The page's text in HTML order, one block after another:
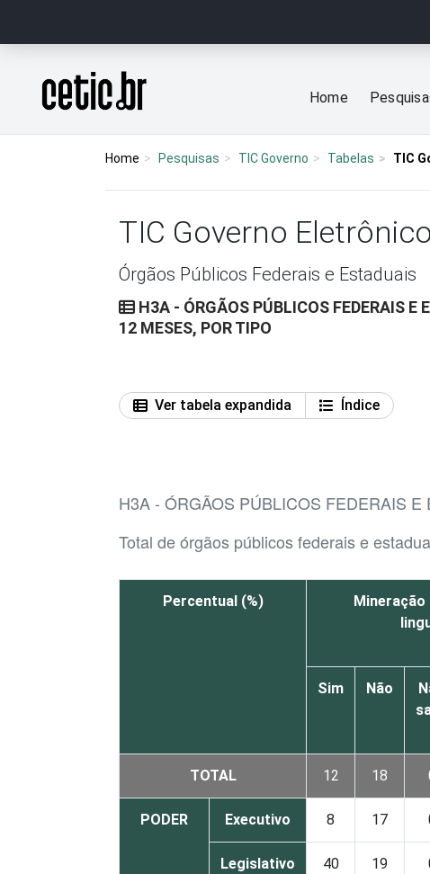
Página inicial
Home
Home Pesquisas TIC Governo Tabelas TIC
TIC Governo
Órgãos Públicos Federais e Estaduais
H3A - ÓRGÃOS PÚBLICOS FEDERAIS
12 MESES, POR TIPO
Ver tabela expandida
Índice
H3A - ÓRGÃOS PÚBLICOS FEDERAIS
Total de órgãos públicos federais e
Percentual (%)
Sim Não
TOTAL 12 18
PODER Executivo 8 17
Legislativo 40 19